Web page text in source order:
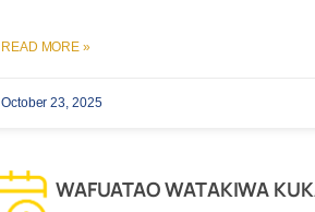
READ MORE »
October 23, 2025
WAFUATAO WATAKIWA